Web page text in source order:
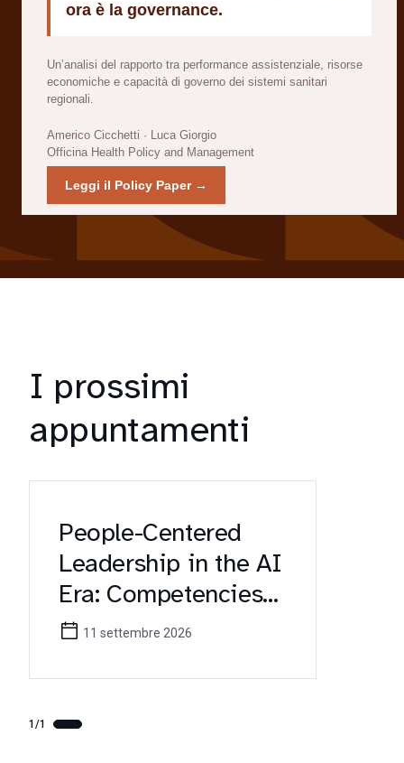
ora è la governance.
Un’analisi del rapporto tra performance assistenziale, risorse
economiche e capacità di governo dei sistemi sanitari
regionali.
Americo Cicchetti · Luca Giorgio
Officina Health Policy and Management
Leggi il Policy Paper →
I prossimi
appuntamenti
People-Centered
Leadership in the AI
Era: Competencies
for Future
Managers (Erasmus+
KA171 Workshop)
11 settembre 2026
1/1